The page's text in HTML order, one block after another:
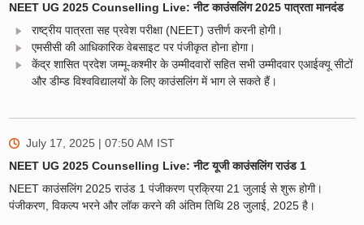
NEET UG 2025 Counselling Live: नीट काउंसलिंग 2025 पात्रता मानदंड
राष्ट्रीय पात्रता सह प्रवेश परीक्षा (NEET) उत्तीर्ण करनी होगी।
एमसीसी की आधिकारिक वेबसाइट पर पंजीकृत होना होगा।
केंद्र शासित प्रदेश जम्मू-कश्मीर के उम्मीदवारों सहित सभी उम्मीदवार एआईक्यू सीटों
और डीम्ड विश्वविद्यालयों के लिए काउंसलिंग में भाग ले सकते हैं।
July 17, 2025 | 07:50 AM IST
NEET UG 2025 Counselling Live: नीट यूजी काउंसलिंग राउंड 1
NEET काउंसलिंग 2025 राउंड 1 पंजीकरण प्रक्रिया 21 जुलाई से शुरू होगी।
पंजीकरण, विकल्प भरने और लॉक करने की अंतिम तिथि 28 जुलाई, 2025 है।